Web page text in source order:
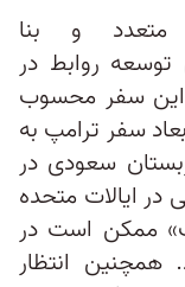
متعدد و بنا
روابط در
سفر محسوب
سفر ترامپ به
سعودی در
در ایالات متحده
ممکن است در
همچنین انتظار